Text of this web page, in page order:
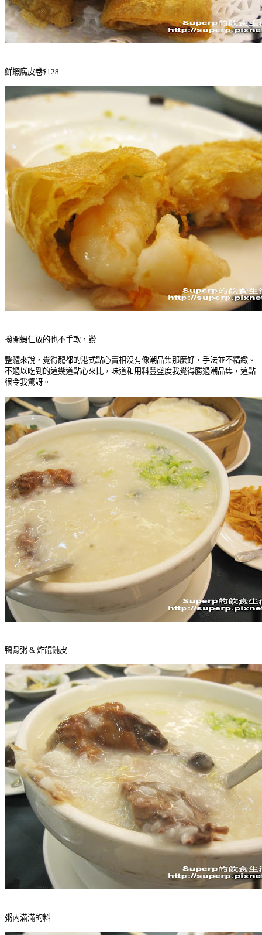
鮮蝦腐皮卷$128
撥開蝦仁放的也不手軟，讚
整體來說，覺得龍都的港式點心賣相沒有像潮品集那麼好，手法並不精緻。
不過以吃到的這幾道點心來比，味道和用料豐盛度我覺得勝過潮品集，這點
很令我驚訝。
鴨骨粥 & 炸餛飩皮
粥內滿滿的料